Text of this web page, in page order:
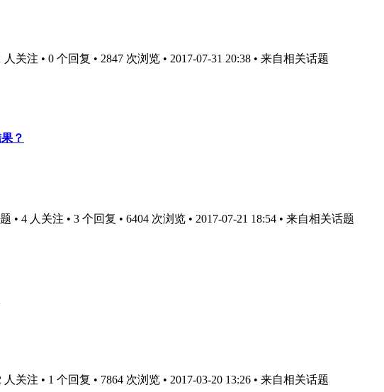
关注 • 0 个回复 • 2847 次浏览 • 2017-07-31 20:38 • 来自相关话题
？
• 4 人关注 • 3 个回复 • 6404 次浏览 • 2017-07-21 18:54 • 来自相关话题
关注 • 1 个回复 • 7864 次浏览 • 2017-03-20 13:26 • 来自相关话题